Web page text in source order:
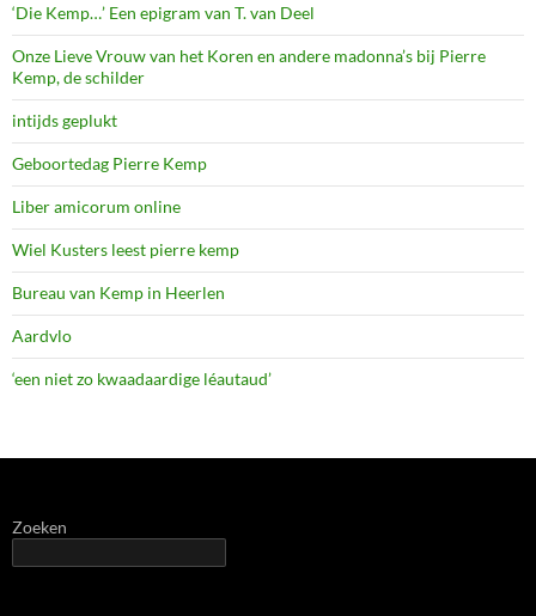
‘Die Kemp…’ Een epigram van T. van Deel
Onze Lieve Vrouw van het Koren en andere madonna’s bij Pierre
Kemp, de schilder
intijds geplukt
Geboortedag Pierre Kemp
Liber amicorum online
Wiel Kusters leest pierre kemp
Bureau van Kemp in Heerlen
Aardvlo
‘een niet zo kwaadaardige léautaud’
Zoeken